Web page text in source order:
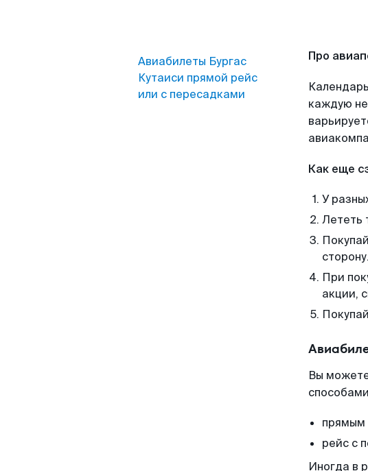
Авиабилеты Бургас
Кутаиси прямой рейс
или с пересадками
Про
каждую
Как еще
У
Лететь
сторону.
При
акции,
Вы
прямым
рейс с
Иногда в